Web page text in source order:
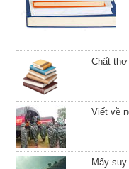
Chất
Viết về
Mấy